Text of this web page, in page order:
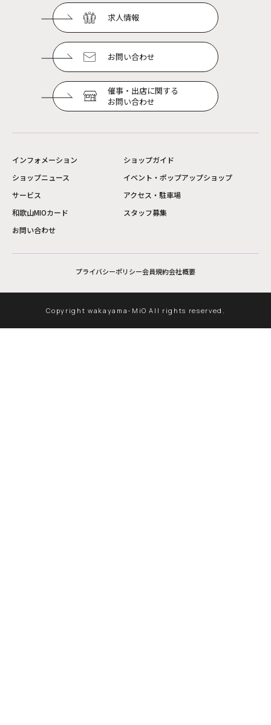
求人情報
お問い合わせ
催事・出店に関する
お問い合わせ
インフォメーション
ショップガイド
ショップニュース
イベント・ポップアップショップ
サービス
アクセス・駐車場
和歌山MIOカード
スタッフ募集
お問い合わせ
プライバシーポリシー会員規約会社概要
Copyright wakayama-MiO All rights reserved.